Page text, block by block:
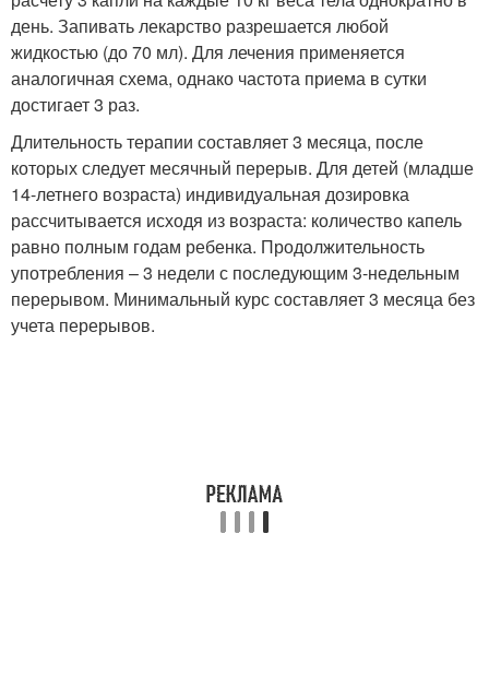
день. Запивать лекарство разрешается любой
жидкостью (до 70 мл). Для лечения применяется
аналогичная схема, однако частота приема в сутки
достигает 3 раз.
Длительность терапии составляет 3 месяца, после
которых следует месячный перерыв. Для детей (младше
14-летнего возраста) индивидуальная дозировка
рассчитывается исходя из возраста: количество капель
равно полным годам ребенка. Продолжительность
употребления – 3 недели с последующим 3-недельным
перерывом. Минимальный курс составляет 3 месяца без
учета перерывов.